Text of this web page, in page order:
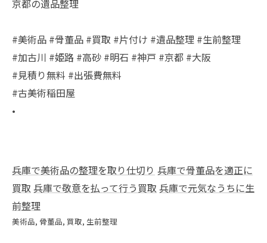
京都の遺品整理
#美術品 #骨董品 #買取 #片付け #遺品整理 #生前整理
#加古川 #姫路 #高砂 #明石 #神戸 #京都 #大阪
#見積り無料 #出張費無料
#古美術稲田屋
•
兵庫で美術品の整理を取り仕切り 兵庫で骨董品を適正に
買取 兵庫で敬意を払って行う買取 兵庫で元気なうちに生
前整理
美術品 骨董品 買取 生前整理